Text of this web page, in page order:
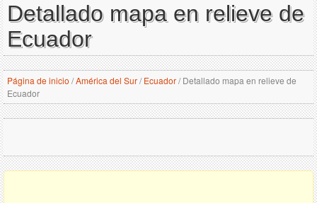
Detallado mapa en relieve de
Ecuador
Página de inicio /América del Sur/ Ecuador/Detallado mapa en relieve de
Ecuador